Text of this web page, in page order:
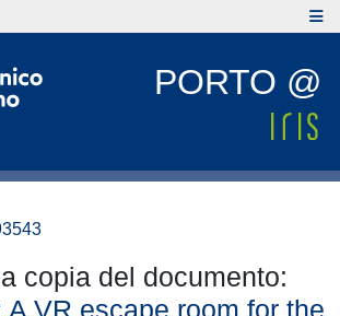
PORTO @
copia del documento:
A VR escape room for the